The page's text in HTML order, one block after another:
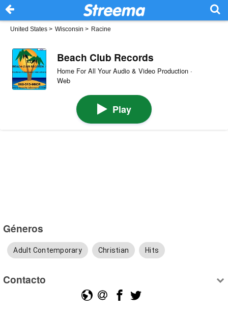
United States > Wisconsin > Racine
Beach Club Records
Home For All Your Audio & Video Production ·
Web
Play
Géneros
Adult Contemporary Christian Hits
Contacto